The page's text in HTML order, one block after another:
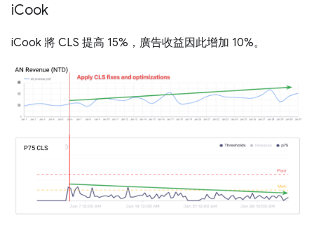
iCook
iCook 將 CLS 提高 15%，廣告收益因此增加 10%。